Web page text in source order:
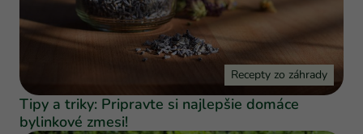
Recepty zo záhrady
Tipy a triky: Pripravte si najlepšie domáce
bylinkové zmesi!